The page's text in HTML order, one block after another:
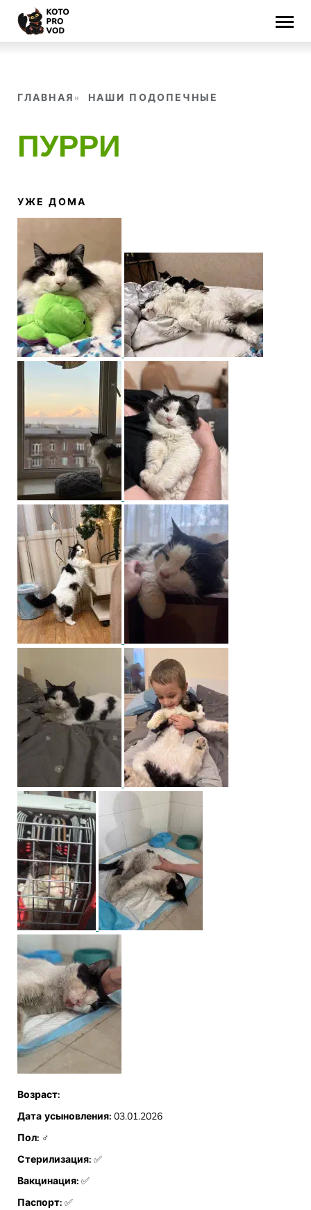
Skip
to
content
ГЛАВНАЯ НАШИ ПОДОПЕЧНЫЕ
ПУРРИ
УЖЕ ДОМА
Возраст:
Дата усыновления: 03.01.2026
Пол: ♂
Стерилизация: ✅
Вакцинация: ✅
Паспорт: ✅